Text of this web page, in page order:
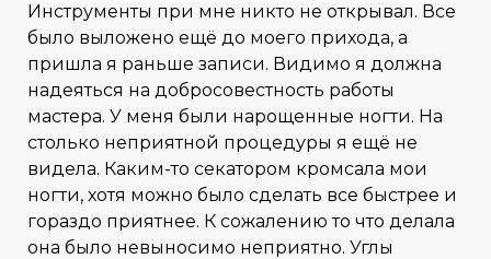
Инструменты при мне никто не открывал. Все
было выложено ещё до моего прихода, а
пришла я раньше записи. Видимо я должна
надеяться на добросовестность работы
мастера. У меня были нарощенные ногти. На
столько неприятной процедуры я ещё не
видела. Каким-то секатором кромсала мои
ногти, хотя можно было сделать все быстрее и
гораздо приятнее. К сожалению то что делала
она было невыносимо неприятно. Углы